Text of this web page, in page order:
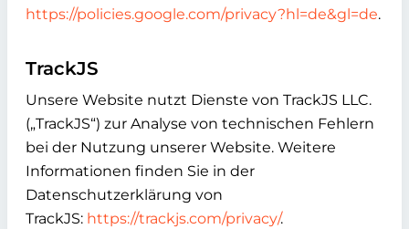
https://policies.google.com/privacy?hl=de&gl=de.
TrackJS
Unsere Website nutzt Dienste von TrackJS LLC.
(„TrackJS“) zur Analyse von technischen Fehlern
bei der Nutzung unserer Website. Weitere
Informationen finden Sie in der
Datenschutzerklärung von
TrackJS: https://trackjs.com/privacy/.